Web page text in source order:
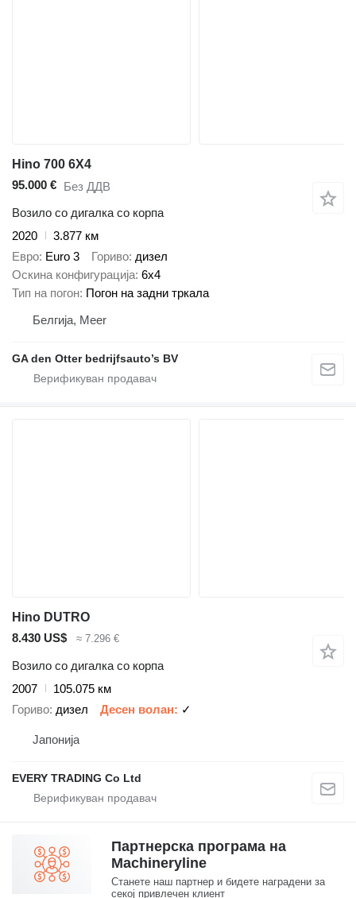
Hino 700 6X4
95.000 € Без ДДВ
Возило со дигалка со корпа
2020
3.877 км
Евро Euro 3 Гориво дизел
Оскина конфигурација 6x4
Тип на погон Погон на задни тркала
Белгија, Meer
GA den Otter bedrijfsauto’s BV
Hino DUTRO
8.430 US$
≈ 7.296 €
Возило со дигалка со корпа
2007
105.075 км
Гориво дизел Десен волан ✓
Јапонија
EVERY TRADING Co Ltd
Партнерска програма на
Machineryline
Станете наш партнер и бидете наградени за
секој привлечен клиент